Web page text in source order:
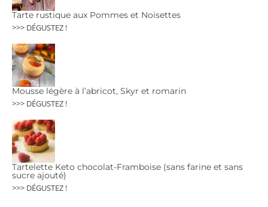
Tarte rustique aux Pommes et Noisettes
>>> DÉGUSTEZ !
Mousse légère à l’abricot, Skyr et romarin
>>> DÉGUSTEZ !
Tartelette Keto chocolat-Framboise (sans farine et sans
sucre ajouté)
>>> DÉGUSTEZ !